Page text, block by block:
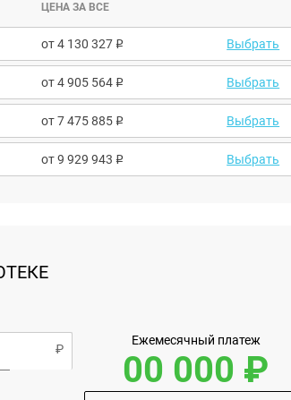
ЦЕНА ЗА ВСЕ
от 4 130 327 Выбрать
от 4 905 564 Выбрать
от 7 475 885 Выбрать
от 9 929 943 Выбрать
Ежемесячный платеж
00 000 ₽